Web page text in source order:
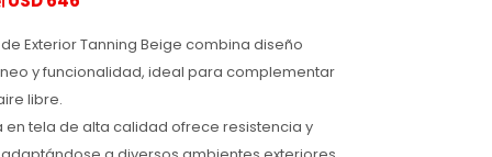
Exterior Tanning Beige combina diseño
y funcionalidad, ideal para complementar
libre.
en tela de alta calidad ofrece resistencia y